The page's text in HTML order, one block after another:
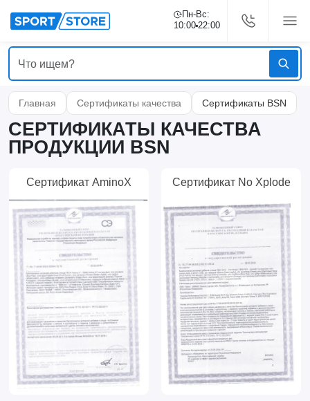
Пн-Вс:
10:00 22:00
Главная Сертификаты качества Сертификаты BSN
СЕРТИФИКАТЫ КАЧЕСТВА
ПРОДУКЦИИ BSN
Сертификат AminoX Сертификат No Xplode